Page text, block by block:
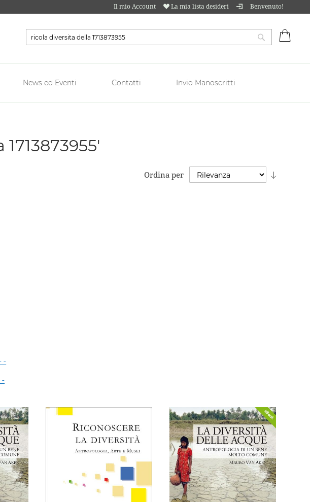
Il mio Account La mia lista desideri Benvenuto!
News ed Eventi Contatti Invio Manoscritti
Ordina per
-
-